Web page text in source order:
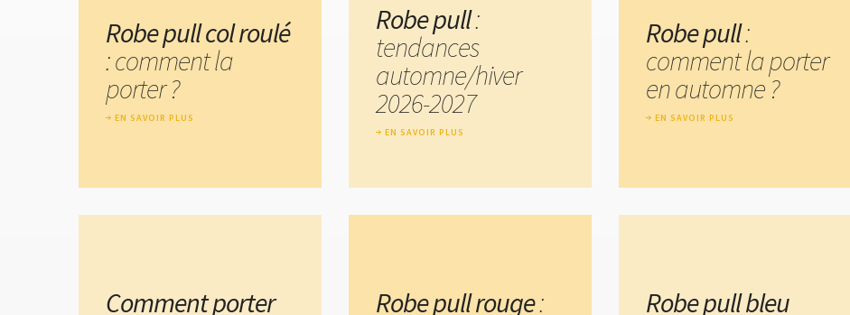
Robe pull col roulé
: comment la
porter ?
EN SAVOIR PLUS
Robe pull:
tendances
automne/hiver
2026-2027
EN SAVOIR PLUS
Robe pull:
comment la porter
en automne ?
EN SAVOIR PLUS
Comment porter
Robe pull rouge:
Robe pull bleu